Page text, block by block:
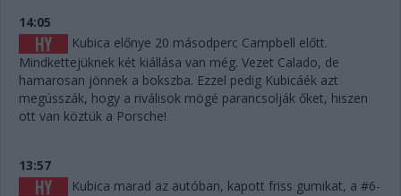
14:05
Kubica előnye 20 másodperc Campbell előtt.
Mindkettejüknek két kiállása van még. Vezet Calado, de
hamarosan jönnek a bokszba. Ezzel pedig Kubicáék azt
megússzák, hogy a riválisok mögé parancsolják őket, hiszen
ott van köztük a Porsche!
13:57
Kubica marad az autóban, kapott friss gumikat, a #6-